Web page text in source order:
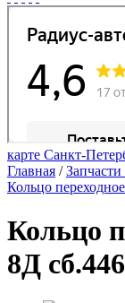
карте
Главная /
Кольцо
Кольцо
8Д сб.446